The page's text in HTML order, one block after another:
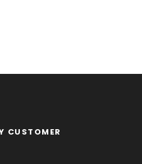
CUSTOMER